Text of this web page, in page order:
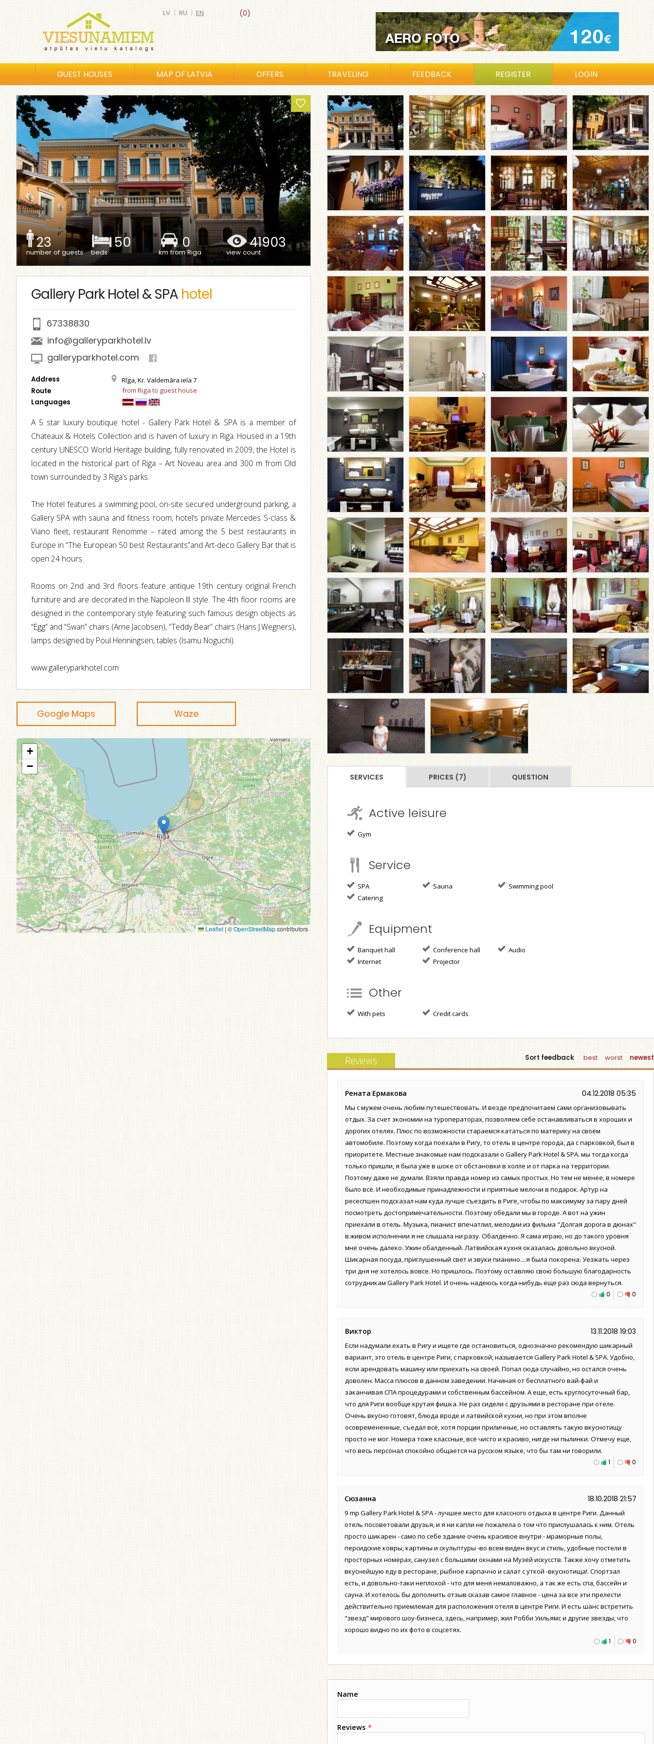
(0)
LV | RU | EN
GUEST HOUSES MAP OF LATVIA OFFERS TRAVELING FEEDBACK REGISTER LOGIN
23
number of guests
50
beds
0
km from Riga
41903
view count
Gallery Park Hotel & SPA hotel
67338830
info@galleryparkhotel.lv
galleryparkhotel.com
Address Rīga, Kr. Valdemāra iela 7
Route from Riga to guest house
Languages
A 5 star luxury boutique hotel - Gallery Park Hotel & SPA is a member of
Chateaux & Hotels Collection and is haven of luxury in Riga. Housed in a 19th
century UNESCO World Heritage building, fully renovated in 2009, the Hotel is
located in the historical part of Riga – Art Noveau area and 300 m from Old
town surrounded by 3 Riga’s parks.
The Hotel features a swimming pool, on-site secured underground parking, a
Gallery SPA with sauna and fitness room, hotel’s private Mercedes S-class &
Viano fleet, restaurant Renomme – rated among the 5 best restaurants in
Europe in “The European 50 best Restaurants”and Art-deco Gallery Bar that is
open 24 hours.
Rooms on 2nd and 3rd floors feature antique 19th century original French
furniture and are decorated in the Napoleon III style. The 4th floor rooms are
designed in the contemporary style featuring such famous design objects as
“Egg” and “Swan” chairs (Arne Jacobsen), “Teddy Bear” chairs (Hans J.Wegners),
lamps designed by Poul Henningsen, tables (Isamu Noguchi).
www.galleryparkhotel.com
Google Maps Waze
+
−
Leaflet | ©OpenStreetMapcontributors
SERVICES PRICES (7) QUESTION
Active leisure
Gym
Service
SPA Sauna
Swimming pool
Catering
Equipment
Banquet hall Conference hall
Audio
Internet
Projector
Other
With pets Credit cards
Sort feedback best worst newest
Reviews
Рената Ермакова 04.12.2018 05:35
Мы с мужем очень любим путешествовать. И везде предпочитаем сами организовывать
отдых. За счет экономии на туроператорах, позволяем себе останавливаться в хороших и
дорогих отелях. Плюс по возможности стараемся кататься по материку на своём
автомобиле. Поэтому когда поехали в Ригу, то отель в центре города, да с парковкой, был в
приоритете. Местные знакомые нам подсказали о Gallery Park Hotel & SPA. мы тогда когда
только пришли, я была уже в шоке от обстановки в холле и от парка на территории.
Поэтому даже не думали. Взяли правда номер из самых простых. Но тем не менее, в номере
было всё. И необходимые принадлежности и приятные мелочи в подарок. Артур на
ресеспшен подсказал нам куда лучше съездить в Риге, чтобы по максимуму за пару дней
посмотреть достопримечательности. Поэтому обедали мы в городе. А вот на ужин
приехали в отель. Музыка, пианист впечатлил, мелодии из фильма "Долгая дорога в дюнах"
в живом исполнении я не слышала ни разу. Обалденно. Я сама играю, но до такого уровня
мне очень далеко. Ужин обалденный. Латвийская кухня оказалась довольно вкусной.
Шикарная посуда, приглушенный свет и звуки пианино....я была покорена. Уезжать через
три дня не хотелось вовсе. Но пришлось. Поэтому оставляю свою большую благодарность
сотрудникам Gallery Park Hotel. И очень надеюсь когда-нибудь еще раз сюда вернуться.
0
0
Виктор 13.11.2018 19:03
Если надумали ехать в Ригу и ищете где остановиться, однозначно рекомендую шикарный
вариант, это отель в центре Риги, с парковкой, называется Gallery Park Hotel & SPA. Удобно,
если арендовать машину или приехать на своей. Попал сюда случайно, но остался очень
доволен. Масса плюсов в данном заведении. Начиная от бесплатного вай-фай и
заканчивая СПА процедурами и собственным бассейном. А еще, есть круглосуточный бар,
что для Риги вообще крутая фишка. Не раз сидели с друзьями в ресторане при отеле.
Очень вкусно готовят, блюда вроде и латвийской кухни, но при этом вполне
осовремененные, съедал всё, хотя порции приличные, но оставлять такую вкуснотищу
просто не мог. Номера тоже классные, всё чисто и красиво, нигде ни пылинки. Отмечу еще,
что весь персонал спокойно общается на русском языке, что бы там ни говорили.
0
1
Сюзанна 18.10.2018 21:57
9 mp Gallery Park Hotel & SPA - лучшее место для классного отдыха в центре Риги. Данный
отель посоветовали друзья, и я ни капли не пожалела о том что прислушалась к ним. Отель
просто шикарен - само по себе здание очень красивое внутри - мраморные полы,
персидские ковры, картины и скульптуры -во всем виден вкус и стиль, удобные постели в
просторных номерах, санузел с большими окнами на Музей искусств. Также хочу отметить
вкуснейшую еду в ресторане, рыбное карпаччо и салат с уткой -вкуснотища!. Спортзал
есть, и довольно-таки неплохой - что для меня немаловажно, а так же есть спа, бассейн и
сауна. И хотелось бы дополнить отзыв сказав самое главное - цена за все эти прелести
действительно приемлемая для расположения отеля в центре Риги. И есть шанс встретить
"звезд" мирового шоу-бизнеса, здесь, например, жил Робби Уильямс и другие звезды, что
хорошо видно по их фото в соцсетях.
0
1
Name
Reviews *